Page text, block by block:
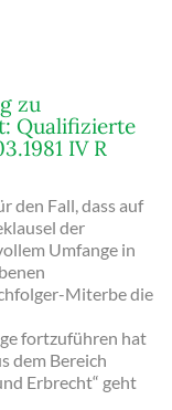
zu
Qualifizierte
IV R
den Fall, dass auf
der
Umfange in
Miterbe die
fortzuführen hat
dem Bereich
Erbrecht“ geht